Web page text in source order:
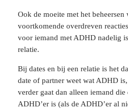
Ook de moeite met het beheersen
voortkomende overdreven
voor iemand met ADHD nadelig
relatie.
Bij dates en bij een relatie is het
date of partner weet wat ADHD
verder gaat dan alleen iemand
ADHD’er is (als de ADHD’er al